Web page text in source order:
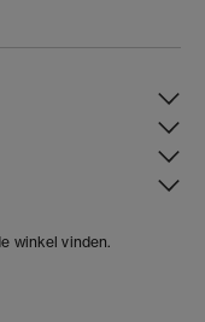
winkel vinden.